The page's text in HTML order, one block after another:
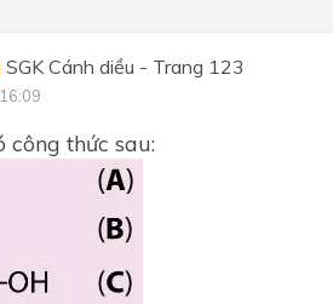
(aldehyde -
SGK Cánh diều - Trang 123
công thức sau: